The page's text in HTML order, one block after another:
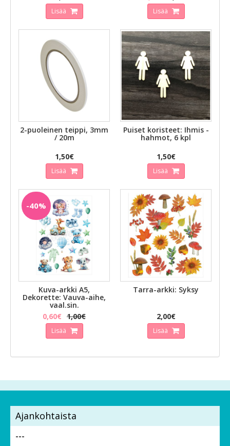
Lisää Lisää
2-puoleinen teippi, 3mm
/ 20m
1,50€
Lisää
Puiset koristeet: Ihmis -
hahmot, 6 kpl
1,50€
Lisää
-40%
Kuva-arkki A5,
Dekorette: Vauva-aihe,
vaal.sin.
0,60€ 1,00€
Lisää
Tarra-arkki: Syksy
2,00€
Lisää
Ajankohtaista
---